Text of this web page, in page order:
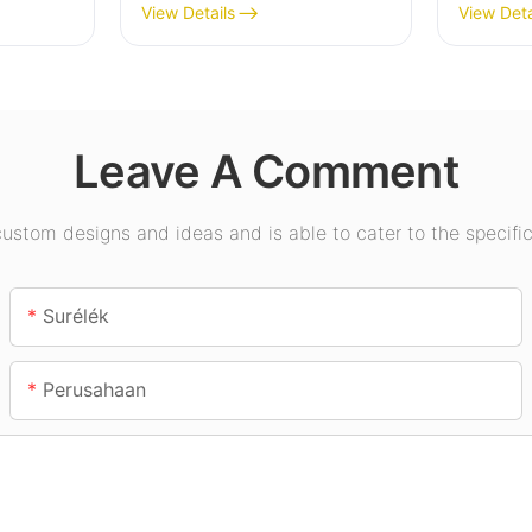
tinggi led pikeun pabrik
industri, gudang, sareng
View Details
tinggi
jero
View
Leave A Comment
designs and ideas and is able to cater to the specific
Surélék
Perusahaan